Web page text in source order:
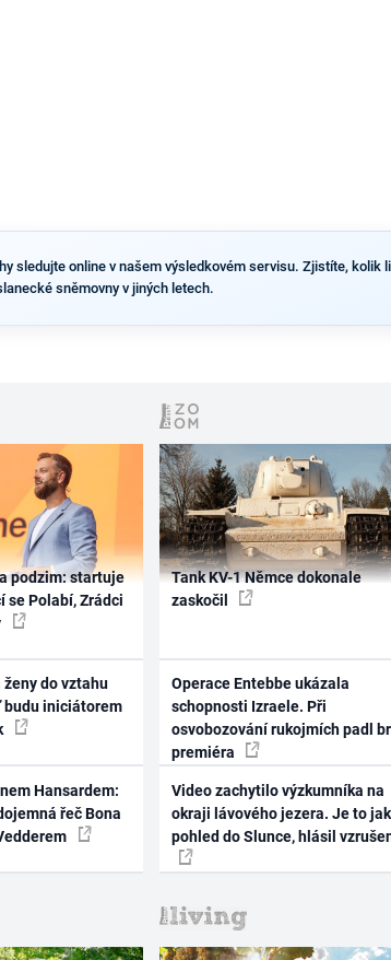
sledujte online v našem výsledkovém servisu. Zjistíte,
sněmovny v jiných letech.
podzim: startuje
se Polabí, Zrádci
do vztahu
budu iniciátorem
Hansardem:
řeč Bona
Tank KV-1 Němce dokonale
zaskočil
Operace Entebbe ukázala
schopnosti Izraele. Při
osvobozování rukojmích padl
premiéra
Video zachytilo výzkumníka na
okraji lávového jezera. Je to
pohled do Slunce, hlásil